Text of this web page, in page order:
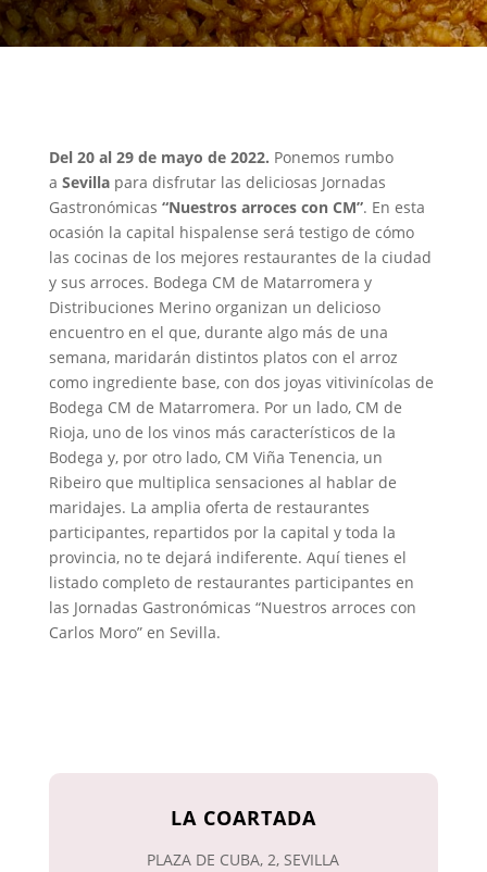
Del 20 al 29 de mayo de 2022. Ponemos rumbo
a Sevillapara disfrutar las deliciosas Jornadas
Gastronómicas “Nuestros arroces con CM”. En esta
ocasión la capital hispalense será testigo de cómo
las cocinas de los mejores restaurantes de la ciudad
y sus arroces. Bodega CM de Matarromera y
Distribuciones Merino organizan un delicioso
encuentro en el que, durante algo más de una
semana, maridarán distintos platos con el arroz
como ingrediente base, con dos joyas vitivinícolas de
Bodega CM de Matarromera. Por un lado, CM de
Rioja, uno de los vinos más característicos de la
Bodega y, por otro lado, CM Viña Tenencia, un
Ribeiro que multiplica sensaciones al hablar de
maridajes. La amplia oferta de restaurantes
participantes, repartidos por la capital y toda la
provincia, no te dejará indiferente. Aquí tienes el
listado completo de restaurantes participantes en
las Jornadas Gastronómicas “Nuestros arroces con
Carlos Moro” en Sevilla.
LA COARTADA
PLAZA DE CUBA, 2, SEVILLA